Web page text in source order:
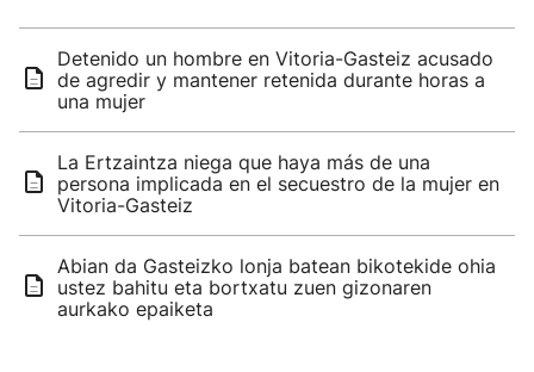
Detenido un hombre en Vitoria-Gasteiz acusado
de agredir y mantener retenida durante horas a
una mujer
La Ertzaintza niega que haya más de una
persona implicada en el secuestro de la mujer en
Vitoria-Gasteiz
Abian da Gasteizko lonja batean bikotekide ohia
ustez bahitu eta bortxatu zuen gizonaren
aurkako epaiketa